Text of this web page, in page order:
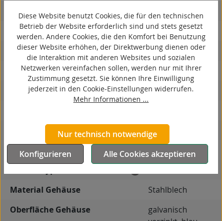
spurlos
kontaktverfärbungsfrei
antistatisch
ESD
elektrisch leitfähig
hitzebeständig
autoklaventauglich
Material Gehäuse
Stahlblech
Oberfläche Gehäuse
galvanisch
Diese Website benutzt Cookies, die für den technischen
Betrieb der Website erforderlich sind und stets gesetzt
werden. Andere Cookies, die den Komfort bei Benutzung
dieser Website erhöhen, der Direktwerbung dienen oder
die Interaktion mit anderen Websites und sozialen
Netzwerken vereinfachen sollen, werden nur mit Ihrer
Zustimmung gesetzt. Sie können Ihre Einwilligung
jederzeit in den Cookie-Einstellungen widerrufen.
Mehr Informationen ...
Nur technisch notwendige
Konfigurieren
Alle Cookies akzeptieren